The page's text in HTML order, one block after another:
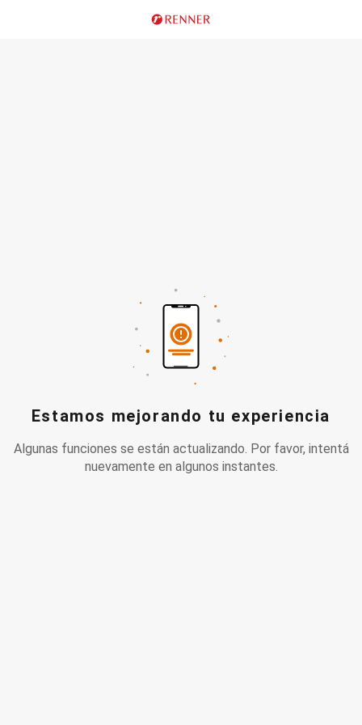
Estamos mejorando tu experiencia
Algunas funciones se están actualizando. Por favor, intentá
nuevamente en algunos instantes.